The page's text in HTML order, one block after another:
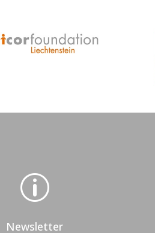
p
Newsletter